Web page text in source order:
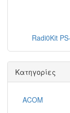
Radi0Kit
Κατηγορίες
ACOM